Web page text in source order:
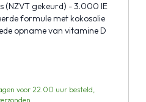
(NZVT gekeurd) - 3.000 IE
formule met kokosolie
opname van vitamine D
voor 22.00 uur besteld,